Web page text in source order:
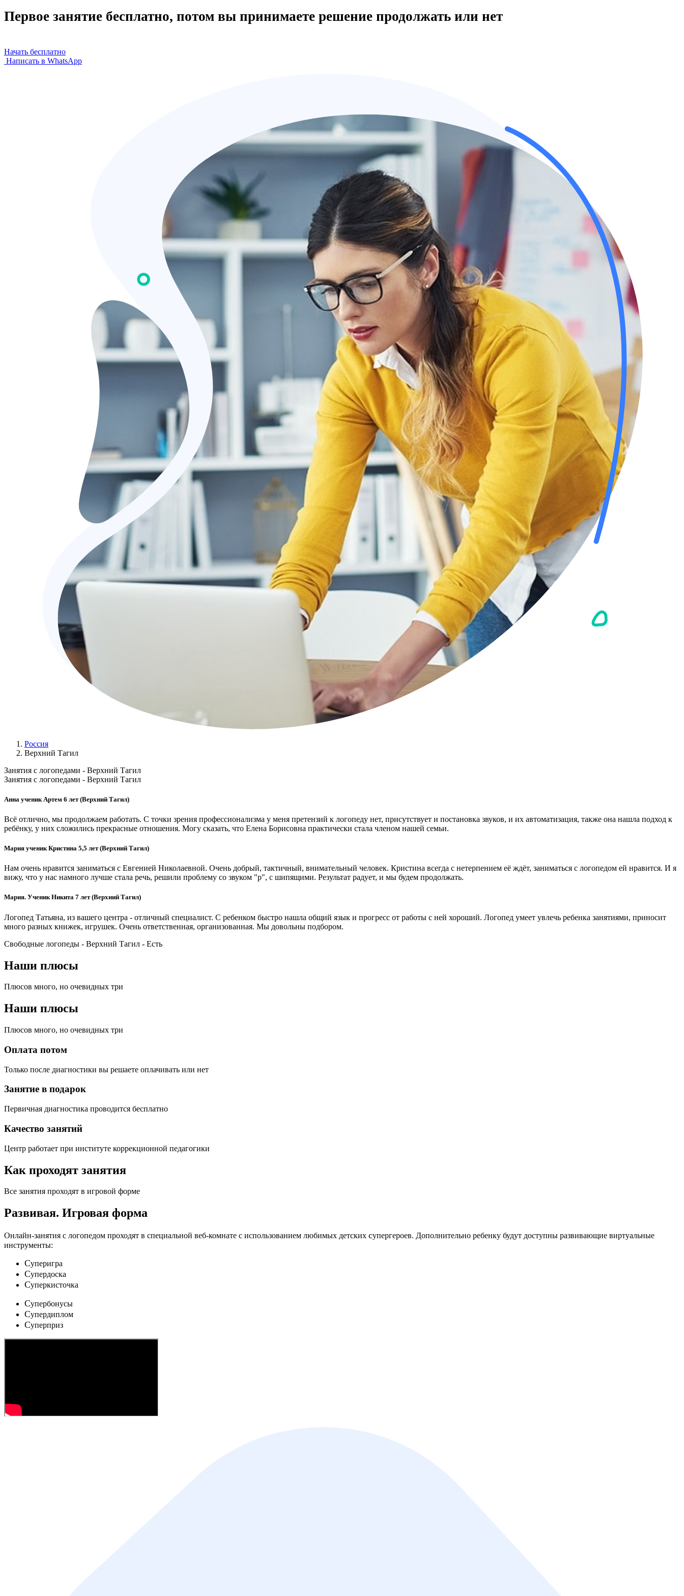
Первое занятие бесплатно, потом вы принимаете решение продолжать или нет
Начать бесплатно
Написать в WhatsApp
Россия
Верхний Тагил
Занятия с логопедами - Верхний Тагил
Занятия с логопедами - Верхний Тагил
Анна ученик Артем 6 лет (Верхний Тагил)
Всё отлично, мы продолжаем работать. С точки зрения профессионализма у меня претензий к логопеду нет, присутствует и постановка звуков, и их автоматизация, также она нашла подход к
ребёнку, у них сложились прекрасные отношения. Могу сказать, что Елена Борисовна практически стала членом нашей семьи.
Мария ученик Кристина 5,5 лет (Верхний Тагил)
Нам очень нравится заниматься с Евгенией Николаевной. Очень добрый, тактичный, внимательный человек. Кристина всегда с нетерпением её ждёт, заниматься с логопедом ей нравится. И я
вижу, что у нас намного лучше стала речь, решили проблему со звуком "р", с шипящими. Результат радует, и мы будем продолжать.
Мария. Ученик Никита 7 лет (Верхний Тагил)
Логопед Татьяна, из вашего центра - отличный специалист. С ребенком быстро нашла общий язык и прогресс от работы с ней хороший. Логопед умеет увлечь ребенка занятиями, приносит
много разных книжек, игрушек. Очень ответственная, организованная. Мы довольны подбором.
Свободные логопеды - Верхний Тагил - Есть
Наши плюсы
Плюсов много, но очевидных три
Наши плюсы
Плюсов много, но очевидных три
Оплата потом
Только после диагностики вы решаете оплачивать или нет
Занятие в подарок
Первичная диагностика проводится бесплатно
Качество занятий
Центр работает при институте коррекционной педагогики
Как проходят занятия
Все занятия проходят в игровой форме
Развивая. Игровая форма
Онлайн-занятия с логопедом проходят в специальной веб-комнате с использованием любимых детских cупергероев. Дополнительно ребенку будут доступны развивающие виртуальные
инструменты:
Cуперигра
Cупердоска
Cуперкисточка
Cупербонусы
Cупердиплом
Cуперприз